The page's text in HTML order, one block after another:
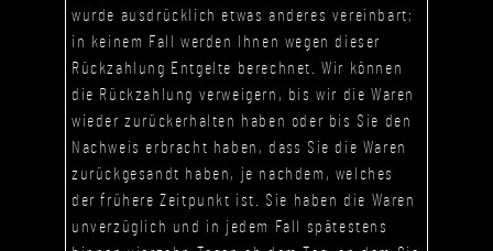
wurde ausdrücklich etwas anderes vereinbart;
in keinem Fall werden Ihnen wegen dieser
Rückzahlung Entgelte berechnet. Wir können
die Rückzahlung verweigern, bis wir die Waren
wieder zurückerhalten haben oder bis Sie den
Nachweis erbracht haben, dass Sie die Waren
zurückgesandt haben, je nachdem, welches
der frühere Zeitpunkt ist. Sie haben die Waren
unverzüglich und in jedem Fall spätestens